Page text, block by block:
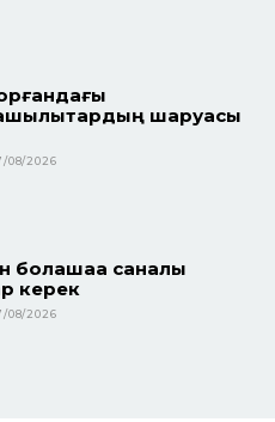
шаруасы
08/2026
болашаққа саналы
керек
08/2026